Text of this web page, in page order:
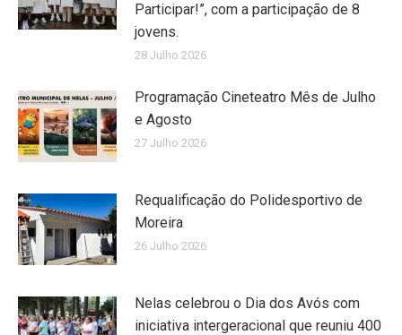
Participar!”, com a participação de 8
jovens.
28 Julho 2026
Programação Cineteatro Mês de Julho
e Agosto
27 Julho 2026
Requalificação do Polidesportivo de
Moreira
26 Julho 2026
Nelas celebrou o Dia dos Avós com
iniciativa intergeracional que reuniu 400